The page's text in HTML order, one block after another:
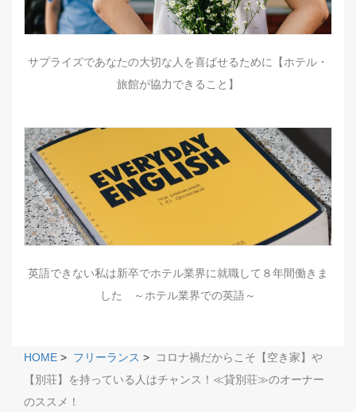
サプライズであなたの大切な人を喜ばせるために【ホテル・
旅館が協力できること】
英語できない私は新卒でホテル業界に就職して８年間働きま
した ～ホテル業界での英語～
HOME > フリーランス >
コロナ禍だからこそ【空き家】や
【別荘】を持っている人はチャンス！≪貸別荘≫のオーナー
のススメ！